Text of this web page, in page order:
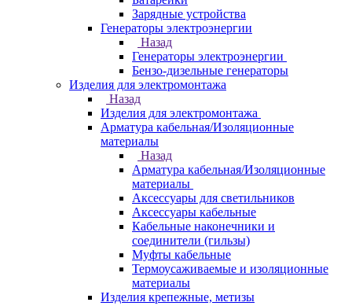
Зарядные устройства
Генераторы электроэнергии
Назад
Генераторы электроэнергии
Бензо-дизельные генераторы
Изделия для электромонтажа
Назад
Изделия для электромонтажа
Арматура кабельная/Изоляционные
материалы
Назад
Арматура кабельная/Изоляционные
материалы
Аксессуары для светильников
Аксессуары кабельные
Кабельные наконечники и
соединители (гильзы)
Муфты кабельные
Термоусаживаемые и изоляционные
материалы
Изделия крепежные, метизы